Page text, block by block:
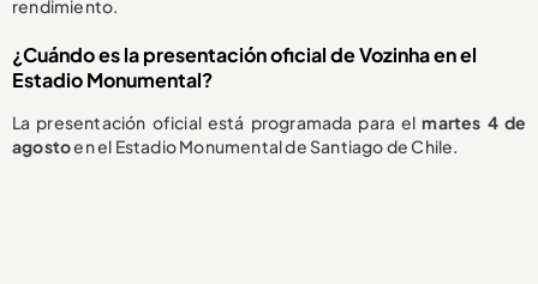
rendimiento.
¿Cuándo es la presentación oficial de Vozinha en el
Estadio Monumental?
La presentación oficial está programada para elmartes 4 de
agostoen el Estadio Monumental de Santiago de Chile.